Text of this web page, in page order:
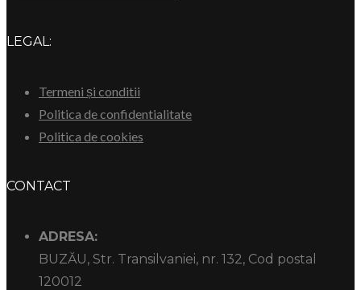
LEGAL:
Termeni și conditii
Politica de confidentialitate
Politica de cookies
CONTACT
ADRESA:
BUZĂU, Str. Transilvaniei, nr. 132, Cod postal
120012